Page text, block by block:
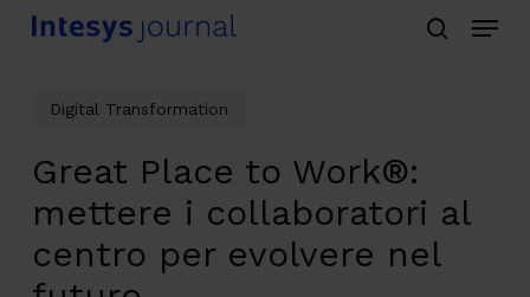
Skip
Menu
Digital Transformation
Great Place to Work®:
mettere i collaboratori al
centro per evolvere nel